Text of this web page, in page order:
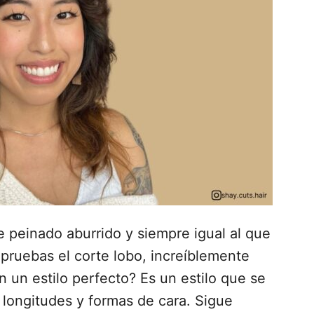
peinado aburrido y siempre igual al que
el corte lobo, increíblemente
un estilo perfecto? Es un estilo que se
y formas de cara. Sigue